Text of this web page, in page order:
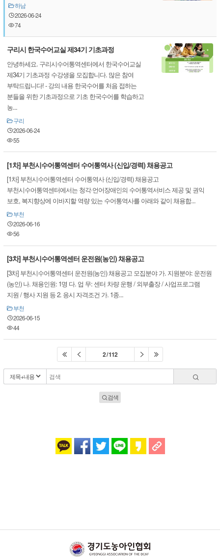
하남
2026-06-24
74
구리시 한국수어교실 제34기 기초과정
안녕하세요. 구리시수어통역센터에서 한국수어교실
제34기 기초과정 수강생을 모집합니다. 많은 참여
부탁드립니다! - 강의 내용 한국수어를 처음 접하는
분들을 위한 기초과정으로 기초 한국수어를 학습하고
농...
구리
2026-06-24
55
[1차] 부천시수어통역센터 수어통역사 (신입/경력) 채용공고
[1차] 부천시수어통역센터 수어통역사 (신입/경력) 채용공고
부천시수어통역센터에서는 청각·언어장애인의 수어통역서비스 제공 및 권익
보호, 복지향상에 이바지할 역량 있는 수어통역사를 아래와 같이 채용합...
부천
2026-06-16
56
[3차] 부천시수어통역센터 운전원(농인) 채용공고
[3차] 부천시수어통역센터 운전원(농인) 채용공고 모집분야 가. 지원분야: 운전원
(농인) 나. 채용인원: 1명 다. 업 무: 센터 차량 운행 / 외부출장 / 사업프로그램
지원 / 행사 지원 등 2. 응시 자격조건 가. 1종...
부천
2026-06-15
44
2 / 112
검색